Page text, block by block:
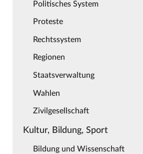
Politisches System
Proteste
Rechtssystem
Regionen
Staatsverwaltung
Wahlen
Zivilgesellschaft
Kultur, Bildung, Sport
Bildung und Wissenschaft